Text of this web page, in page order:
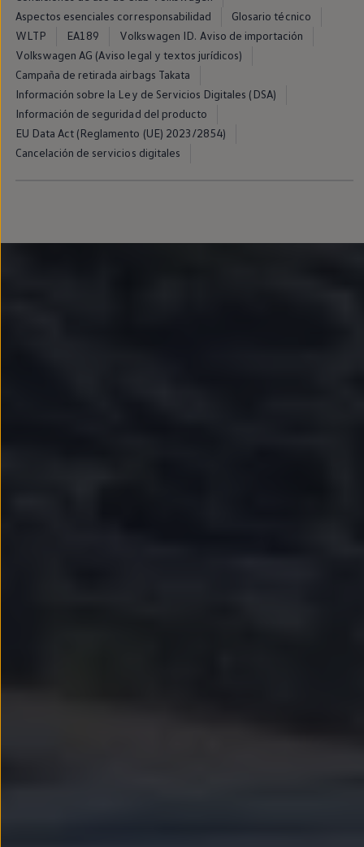
Passat
Tiguan
Touareg
Touran
t-roc-1
Asistencia en carretera
Aspectos esenciales corresponsabilidad
Glosario técnico
WLTP
EA189
Volkswagen ID. Aviso de importación
Volkswagen AG (Aviso legal y textos jurídicos)
Campaña de retirada airbags Takata
Información sobre la Ley de Servicios Digitales (DSA)
Información de seguridad del producto
EU Data Act (Reglamento (UE) 2023/2854)
Cancelación de servicios digitales